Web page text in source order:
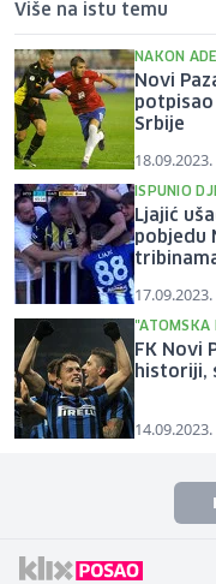
Više na istu temu
NAKON
Novi
Srbije
ISPUNIO
Ljajić
pobjedu
"ATOMSKA
FK Novi
historiji,